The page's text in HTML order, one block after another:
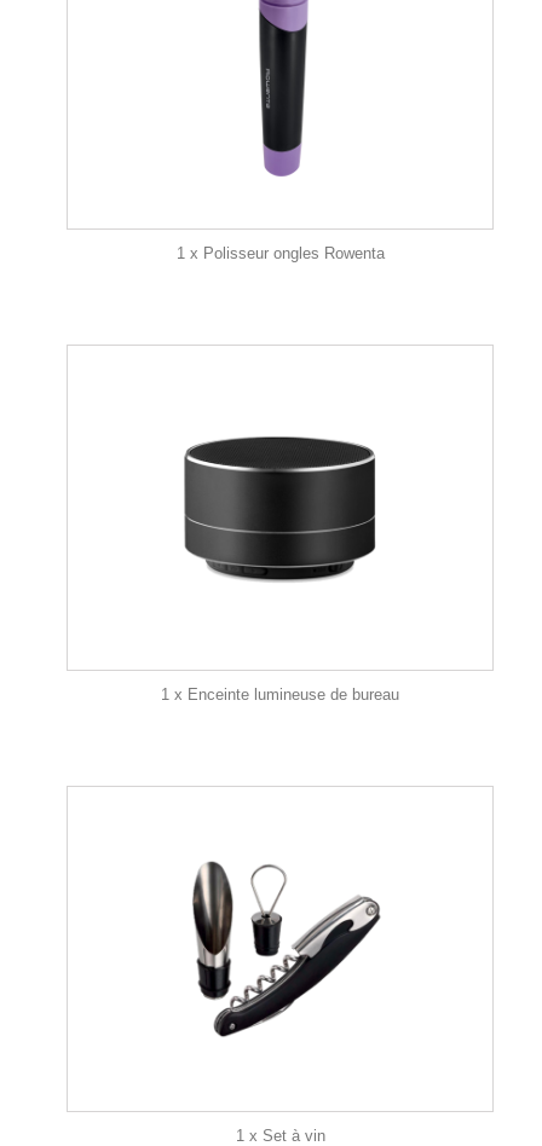
1 x Polisseur ongles Rowenta
1 x Enceinte lumineuse de bureau
1 x Set à vin